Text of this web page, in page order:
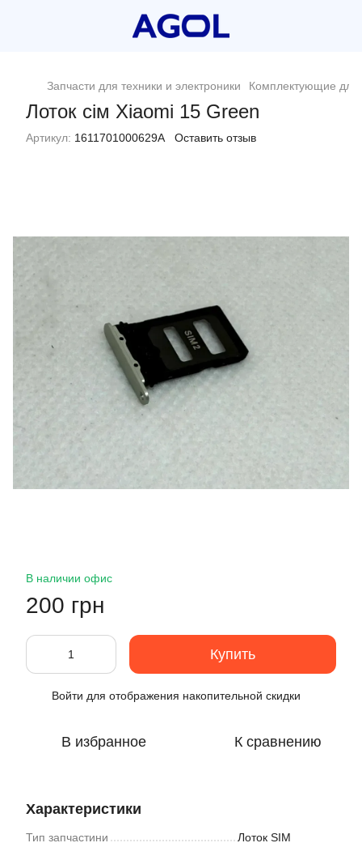
Запчасти для техники и электроники Комплектующие
Лоток сім Xiaomi 15 Green
Артикул: 1611701000629A Оставить отзыв
В наличии офис
200 грн
Купить
Войти для отображения накопительной скидки
В избранное К сравнению
Характеристики
Тип запчастини Лоток SIM